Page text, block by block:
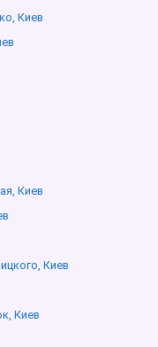
Киев
Киев
Киев
Киев